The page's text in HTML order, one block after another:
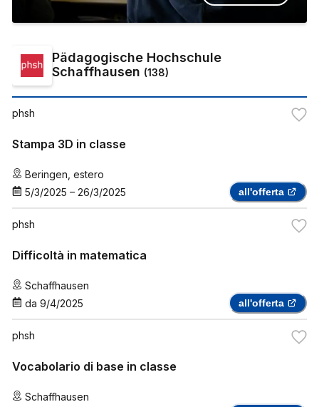
Pädagogische Hochschule
Schaffhausen (138)
phsh
Stampa 3D in classe
Beringen estero
5/3/2025 – 26/3/2025 all'offerta
phsh
Difficoltà in matematica
Schaffhausen
da 9/4/2025 all'offerta
phsh
Vocabolario di base in classe
Schaffhausen